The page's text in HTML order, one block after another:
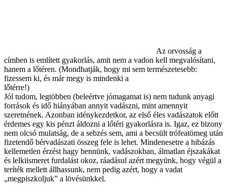
Az orvosság a
címben is említett gyakorlás, amit nem a vadon kell megvalósítani,
hanem a lőtéren. (Mondhatják, hogy mi sem természetesebb:
fizessem ki, és már megy is mindenki a
lőtérre!)
Jól tudom, legtöbben (beleértve jómagamat is) nem tudunk anyagi
források és idő hiányában annyit vadászni, mint amennyit
szeretnének. Azonban idénykezdetkor, az első éles vadászatok előtt
érdemes egy kis pénzt áldozni a lőtéri gyakorlásra is. Igaz, ez bizony
nem olcsó mulatság, de a sebzés sem, ami a becsült trófeatömeg után
fizetendő bérvadászati összeg fele is lehet. Mindenesetre a hibázás
kellemetlen érzést hagy bennünk, vadászokban, álmatlan éjszakákat
és lelkiismeret furdalást okoz, ráadásul azért megyünk, hogy végül a
teríték mellett állhassunk, nem pedig azért, hogy a vadat
„megpiszkoljuk” a lövésünkkel.